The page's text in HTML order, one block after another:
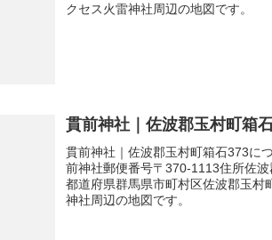
クセス火雷神社周辺の地図です。
貫前神社｜佐波郡玉村町箱
貫前神社｜佐波郡玉村町箱石373に
前神社郵便番号〒370-1113住所佐
都道府県群馬県市町村区佐波郡玉村
神社周辺の地図です。